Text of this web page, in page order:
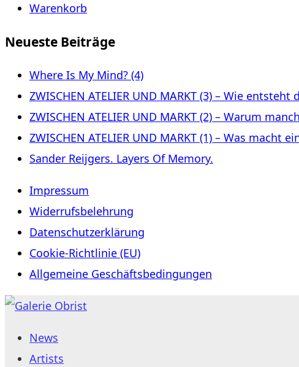
Warenkorb
Neueste Beiträge
Where Is My Mind? (4)
ZWISCHEN ATELIER UND MARKT (3) – Wie
ZWISCHEN ATELIER UND MARKT (2) – Warum
ZWISCHEN ATELIER UND MARKT (1) – Was macht
Sander Reijgers. Layers Of Memory.
Impressum
Widerrufsbelehrung
Datenschutzerklärung
Cookie-Richtlinie (EU)
Allgemeine Geschäftsbedingungen
Zum
springen
News
Artists